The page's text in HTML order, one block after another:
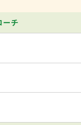
ーチ